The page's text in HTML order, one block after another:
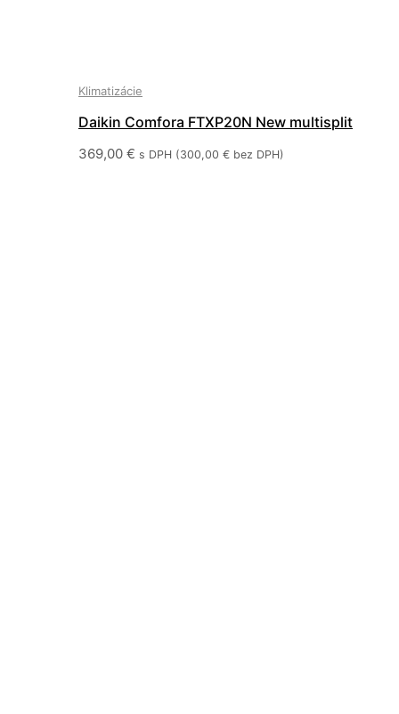
Klimatizácie
Daikin Comfora FTXP20N New multisplit
369,00 € s DPH (300,00 € bez DPH)